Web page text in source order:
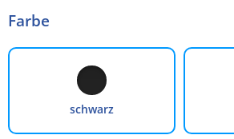
Farbe
schwarz